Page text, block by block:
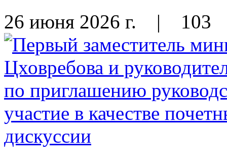
26 июня 2026 г. | 103